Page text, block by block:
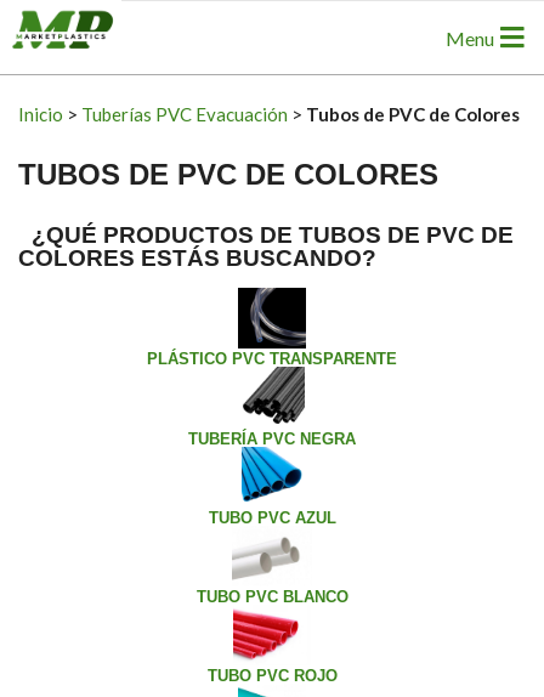
Skip
to
content
Primary
Navigation
Menu
Menu
Inicio > Tuberías PVC Evacuación > Tubos de PVC de Colores
TUBOS DE PVC DE COLORES
¿QUÉ PRODUCTOS DE TUBOS DE PVC DE
COLORES ESTÁS BUSCANDO?
PLÁSTICO PVC TRANSPARENTE
TUBERÍA PVC NEGRA
TUBO PVC AZUL
TUBO PVC BLANCO
TUBO PVC ROJO